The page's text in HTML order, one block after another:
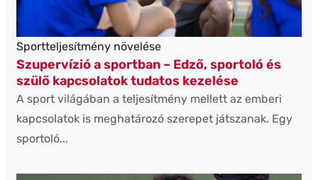
Sportteljesítmény növelése
Szupervízió a sportban – Edző, sportoló és
szülő kapcsolatok tudatos kezelése
A sport világában a teljesítmény mellett az emberi
kapcsolatok is meghatározó szerepet játszanak. Egy
sportoló...